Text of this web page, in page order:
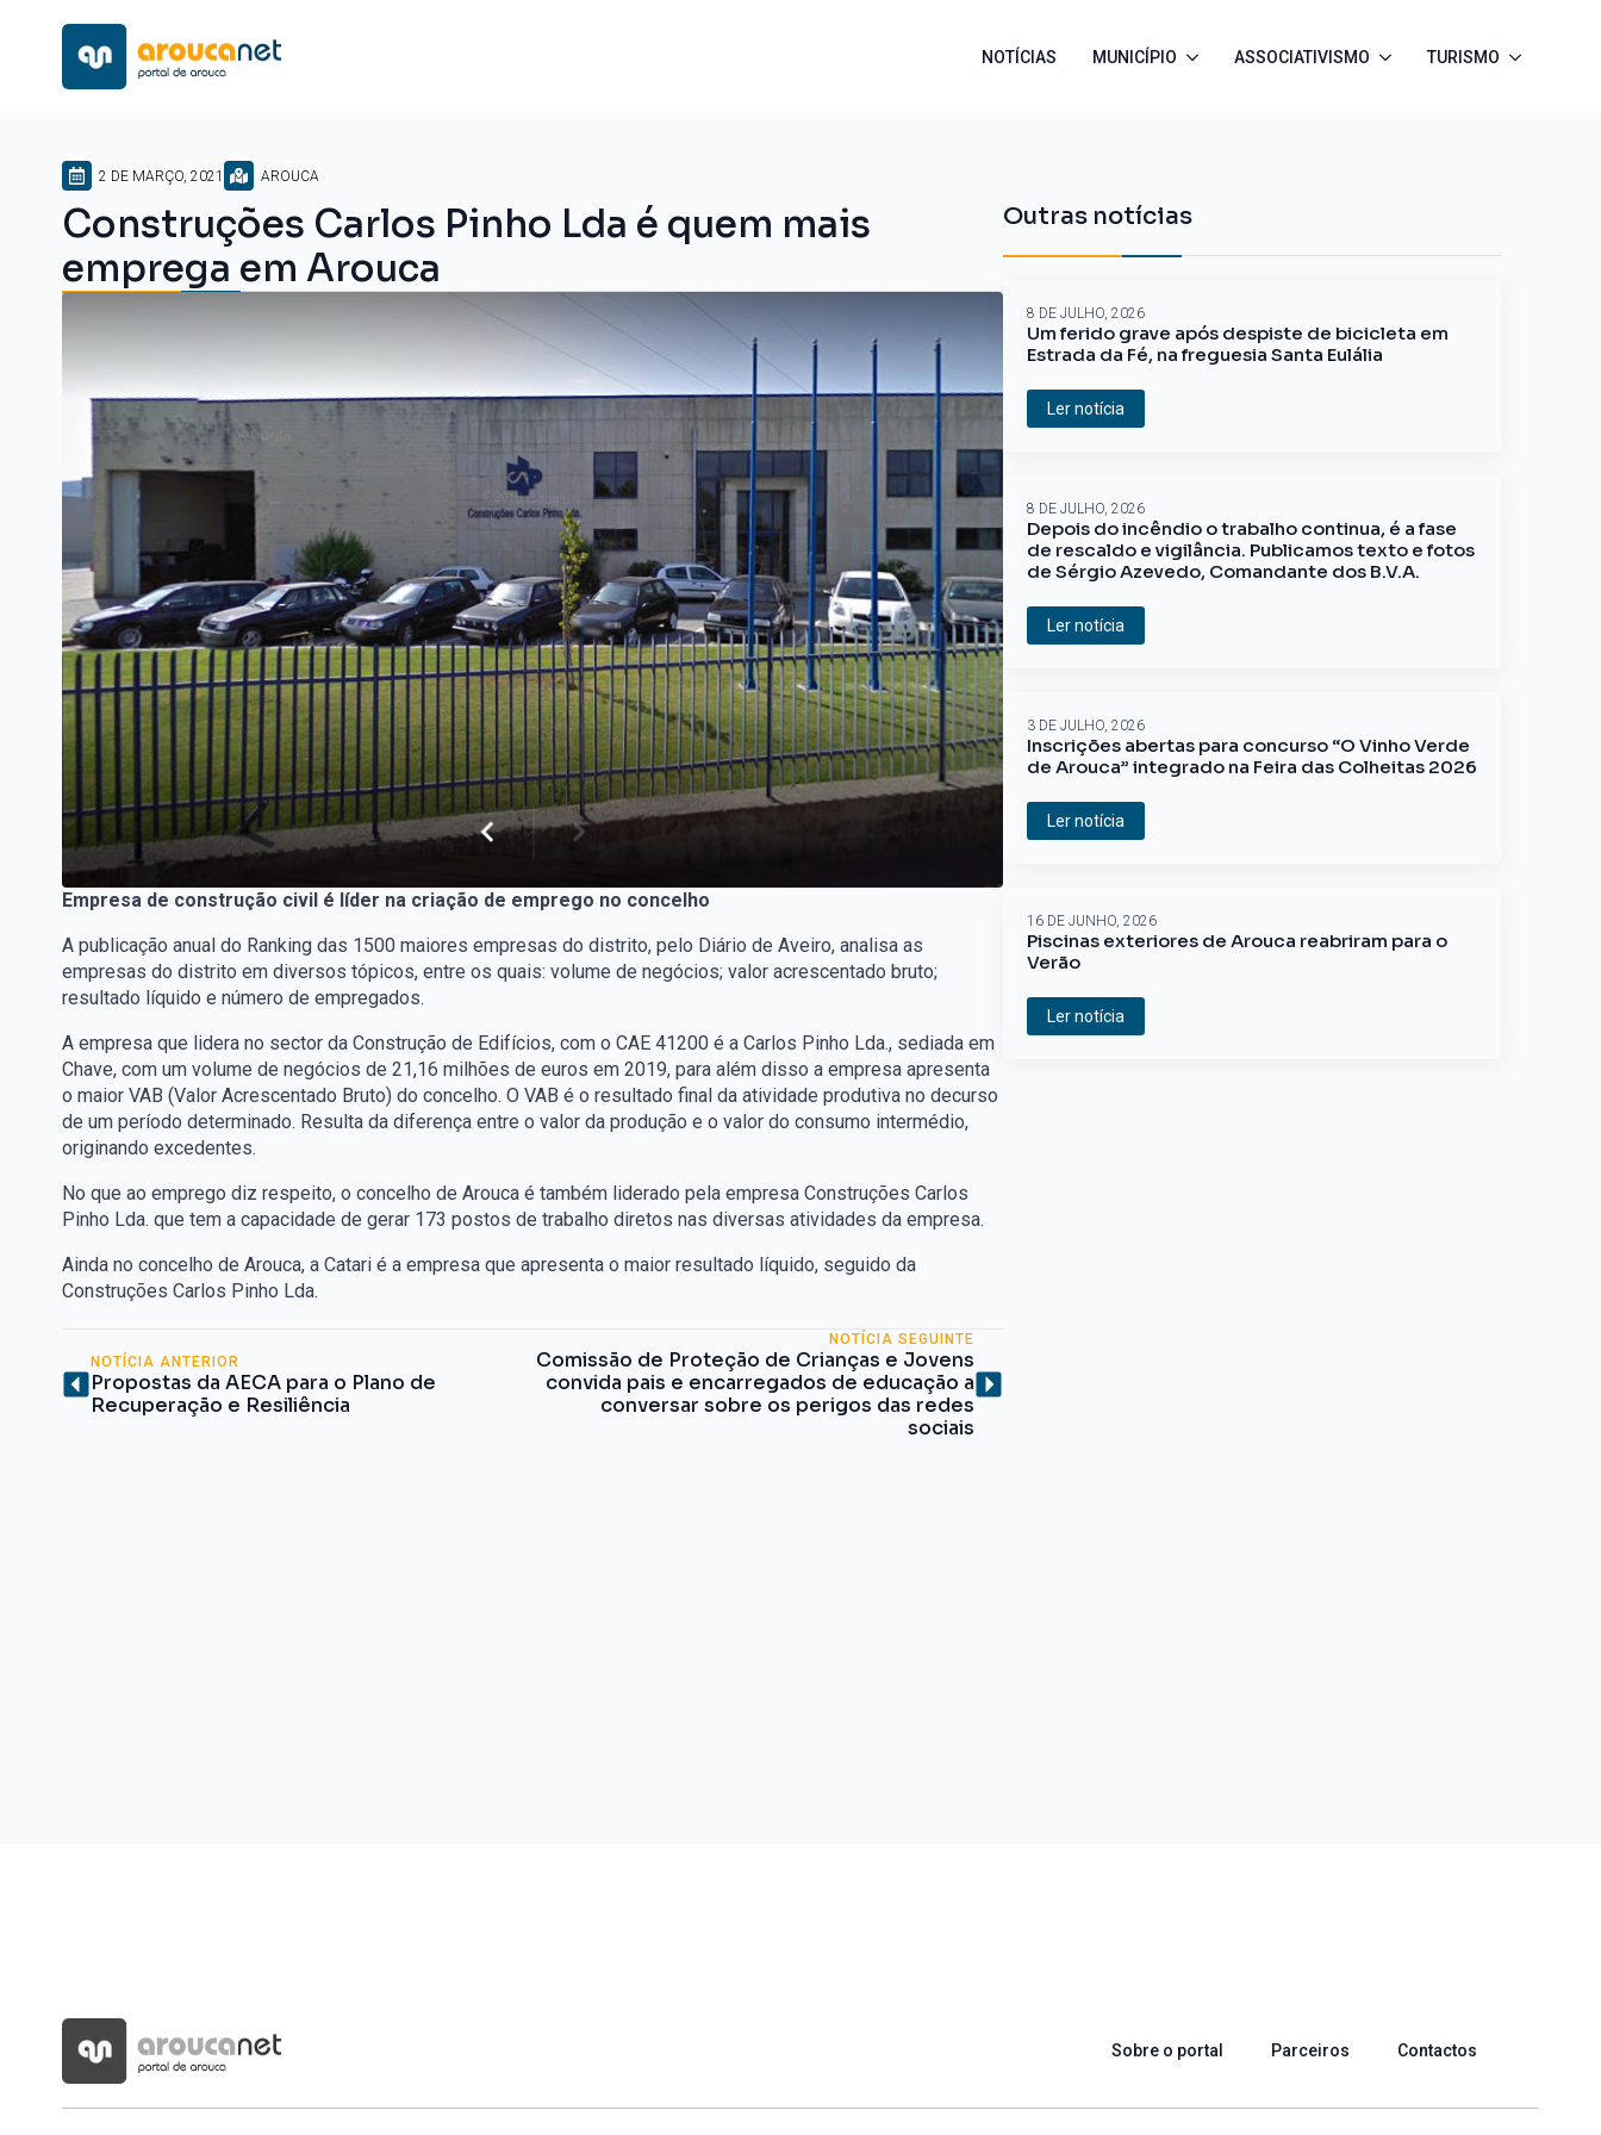
NOTÍCIAS MUNICÍPIO ASSOCIATIVISMO TURISMO
2 DE MARÇO, 2021 AROUCA
Construções Carlos Pinho Lda é quem mais
emprega em Arouca
Empresa de construção civil é líder na criação de emprego no concelho
A publicação anual do Ranking das 1500 maiores empresas do distrito, pelo Diário de Aveiro, analisa as
empresas do distrito em diversos tópicos, entre os quais: volume de negócios; valor acrescentado bruto;
resultado líquido e número de empregados.
A empresa que lidera no sector da Construção de Edifícios, com o CAE 41200 é a Carlos Pinho Lda., sediada em
Chave, com um volume de negócios de 21,16 milhões de euros em 2019, para além disso a empresa apresenta
o maior VAB (Valor Acrescentado Bruto) do concelho. O VAB é o resultado final da atividade produtiva no decurso
de um período determinado. Resulta da diferença entre o valor da produção e o valor do consumo intermédio,
originando excedentes.
No que ao emprego diz respeito, o concelho de Arouca é também liderado pela empresa Construções Carlos
Pinho Lda. que tem a capacidade de gerar 173 postos de trabalho diretos nas diversas atividades da empresa.
Ainda no concelho de Arouca, a Catari é a empresa que apresenta o maior resultado líquido, seguido da
Construções Carlos Pinho Lda.
NOTÍCIA ANTERIOR
Propostas da AECA para o Plano de
Recuperação e Resiliência
NOTÍCIA SEGUINTE
Comissão de Proteção de Crianças e Jovens
convida pais e encarregados de educação a
conversar sobre os perigos das redes
sociais
Outras notícias
Um ferido grave após despiste de bicicleta em
Estrada da Fé, na freguesia Santa Eulália
8 DE JULHO, 2026
Ler notícia
Depois do incêndio o trabalho continua, é a fase
de rescaldo e vigilância. Publicamos texto e fotos
de Sérgio Azevedo, Comandante dos B.V.A.
8 DE JULHO, 2026
Ler notícia
Inscrições abertas para concurso “O Vinho Verde
de Arouca” integrado na Feira das Colheitas 2026
3 DE JULHO, 2026
Ler notícia
Piscinas exteriores de Arouca reabriram para o
Verão
16 DE JUNHO, 2026
Ler notícia
Sobre o portal Parceiros Contactos